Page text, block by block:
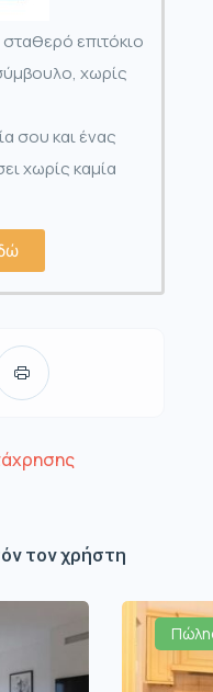
επιτόκιο
χωρίς
σου και ένας
χωρίς καμία
τον χρήστη